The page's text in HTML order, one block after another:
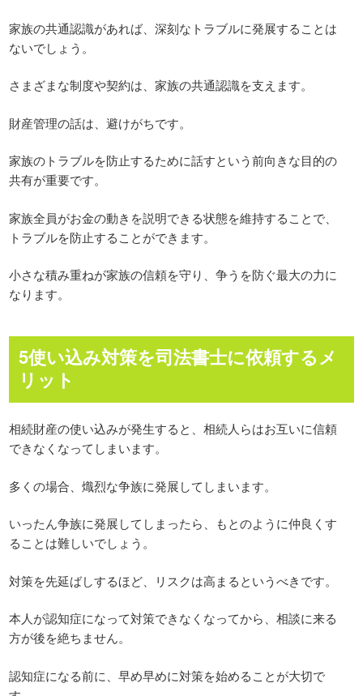
家族の共通認識があれば、深刻なトラブルに発展することは
ないでしょう。
さまざまな制度や契約は、家族の共通認識を支えます。
財産管理の話は、避けがちです。
家族のトラブルを防止するために話すという前向きな目的の
共有が重要です。
家族全員がお金の動きを説明できる状態を維持することで、
トラブルを防止することができます。
小さな積み重ねが家族の信頼を守り、争うを防ぐ最大の力に
なります。
5使い込み対策を司法書士に依頼するメ
リット
相続財産の使い込みが発生すると、相続人らはお互いに信頼
できなくなってしまいます。
多くの場合、熾烈な争族に発展してしまいます。
いったん争族に発展してしまったら、もとのように仲良くす
ることは難しいでしょう。
対策を先延ばしするほど、リスクは高まるというべきです。
本人が認知症になって対策できなくなってから、相談に来る
方が後を絶ちません。
認知症になる前に、早め早めに対策を始めることが大切で